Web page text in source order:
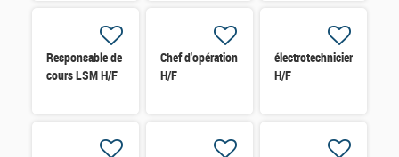
Responsable de
cours LSM H/F
Chef d'opération
H/F
électrotechnicien
H/F